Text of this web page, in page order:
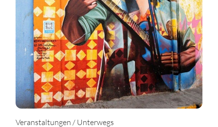
Veranstaltungen / Unterwegs